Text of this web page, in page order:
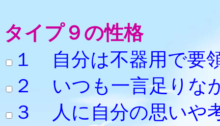
タイプ９の性格
１ 自分は不器用で要
２ いつも一
３ 人に自分の思いや